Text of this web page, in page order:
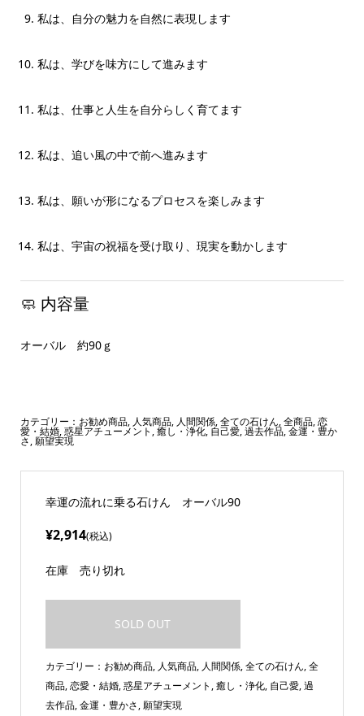
私は、自分の魅力を自然に表現します
私は、学びを味方にして進みます
私は、仕事と人生を自分らしく育てます
私は、追い風の中で前へ進みます
私は、願いが形になるプロセスを楽しみます
私は、宇宙の祝福を受け取り、現実を動かします
🧼 内容量
オーバル 約90ｇ
カテゴリー： お勧め商品, 人気商品, 人間関係,全ての石けん,全商品,恋
愛・結婚,惑星アチューメント,癒し・浄化,自己愛,過去作品,金運・豊か
さ,願望実現
幸運の流れに乗る石けん オーバル90
¥2,914(税込)
在庫 売り切れ
SOLD OUT
カテゴリー： お勧め商品, 人気商品, 人間関係,全ての石けん,全
商品,恋愛・結婚,惑星アチューメント ,癒し・浄化, 自己愛,過
去作品,金運・豊かさ,願望実現